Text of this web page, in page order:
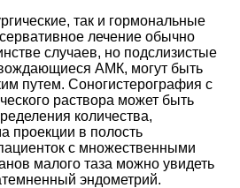
так и гормональные
лечение обычно
случаев, но подслизистые
АМК, могут быть
путем. Соногистерография с
раствора может быть
количества,
проекции в полость
с множественными
малого таза можно увидеть
эндометрий.